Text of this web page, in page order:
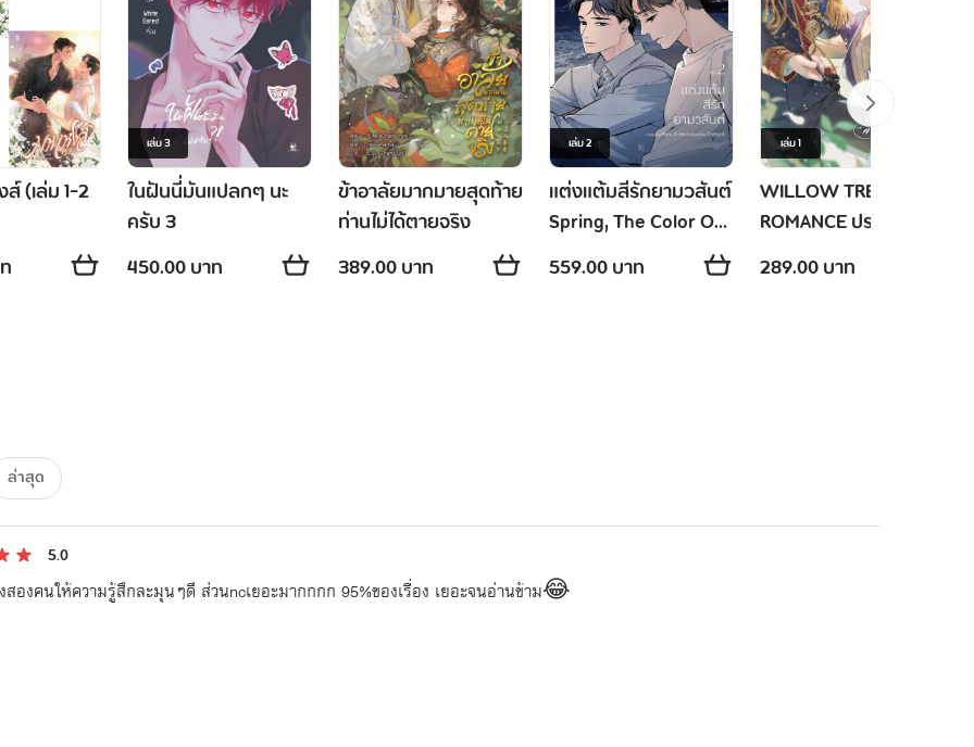
(เล่ม 1-2
เล่ม3
ในฝันนี่มันแปลกๆ นะ
ครับ 3
450.00 บาท
ข้าอาลัยมากมายสุดท้าย
ท่านไม่ได้ตายจริง
389.00 บาท
เล่ม2
แต่งแต้มสีรักยามวสันต์
Spring, The Color Of
Love 2
559.00 บาท
เล่ม1
WILLOW TREE
ROMANCE ปรารถนา
รักใต้เงาหลิว เล่ม 1
289.00 บาท
ล่าสุด
5.0
สองคนให้ความรู้สึกละมุนๆดี ส่วนncเยอะมากกกก 95%ของเรื่อง เยอะจนอ่านข้าม😂